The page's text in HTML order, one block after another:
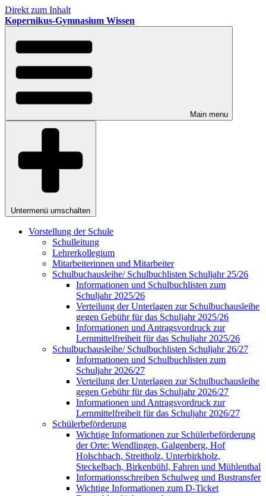
Direkt zum Inhalt
Kopernikus-Gymnasium Wissen
Main menu
Untermenü umschalten
Vorstellung der Schule
Schulleitung
Lehrerkollegium
Mitarbeiterinnen und Mitarbeiter
Schulbuchausleihe/ Schulbuchlisten Schuljahr 25/26
Informationen und Schulbuchlisten zum
Schuljahr 2025/26
Verteilung der Unterlagen zur Schulbuchausleihe
gegen Gebühr für das Schuljahr 2025/26
Informationen und Antragsvordruck zur
Lernmittelfreiheit für das Schuljahr 2025/26
Schulbuchausleihe/ Schulbuchlisten Schuljahr 26/27
Informationen und Schulbuchlisten zum
Schuljahr 2026/27
Verteilung der Unterlagen zur Schulbuchausleihe
gegen Gebühr für das Schuljahr 2026/27
Informationen und Antragsvordruck zur
Lernmittelfreiheit für das Schuljahr 2026/27
Schülerbeförderung
Wichtige Informationen zur Schülerbeförderung
der Orte: Wendlingen, Galgenberg, Hof
Holschbach, Streitholz, Unterbirkholz,
Steckelbach, Birkenbühl, Fahren und Mühlenthal
Informationsschreiben Schulweg und Bustransfer
Wichtige Informationen zum D-Ticket